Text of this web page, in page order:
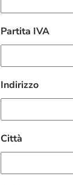
Partita IVA
Indirizzo
Città